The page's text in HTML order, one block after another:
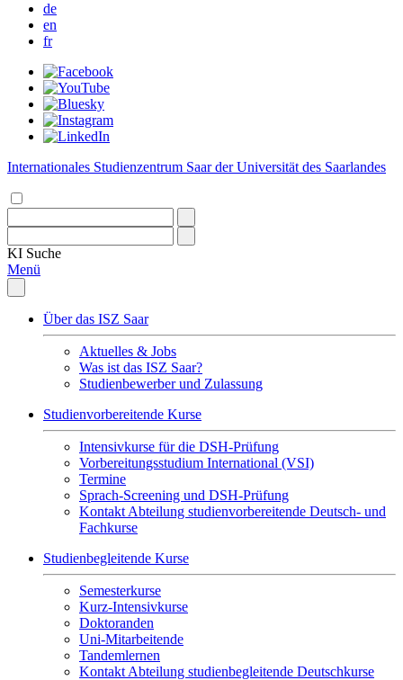
de
en
fr
Internationales Studienzentrum Saar der Universität des Saarlandes
KI Suche
Menü
Über das ISZ Saar
Aktuelles & Jobs
Was ist das ISZ Saar?
Studienbewerber und Zulassung
Studienvorbereitende Kurse
Intensivkurse für die DSH-Prüfung
Vorbereitungsstudium International (VSI)
Termine
Sprach-Screening und DSH-Prüfung
Kontakt Abteilung studienvorbereitende Deutsch- und
Fachkurse
Studienbegleitende Kurse
Semesterkurse
Kurz-Intensivkurse
Doktoranden
Uni-Mitarbeitende
Tandemlernen
Kontakt Abteilung studienbegleitende Deutschkurse